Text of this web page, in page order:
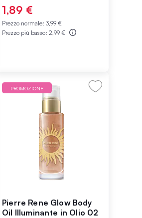
0%
1,89 €
Prezzo normale: 3,99 €
Prezzo più basso: 2,99 €
PROMOZIONE
Pierre Rene Glow Body
Oil Illuminante in Olio 02